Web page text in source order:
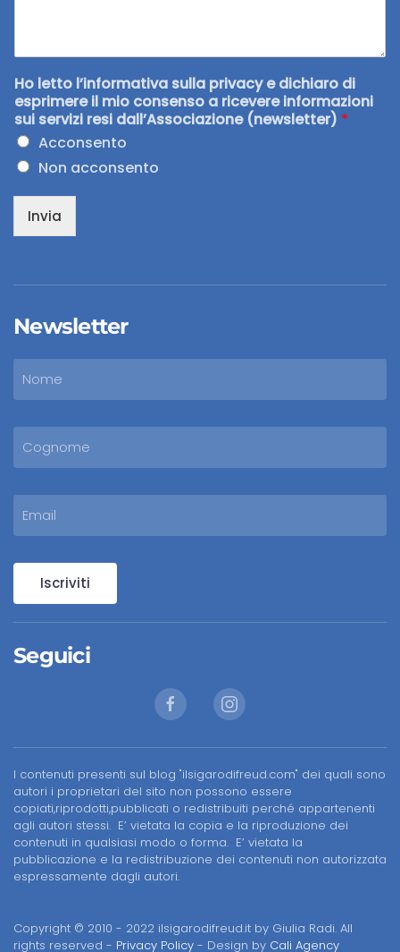
Ho letto l’informativa sulla privacy e dichiaro di
esprimere il mio consenso a ricevere informazioni
sui servizi resi dall’Associazione (newsletter) *
Acconsento
Non acconsento
Invia
Newsletter
Iscriviti
Seguici
I contenuti presenti sul blog "ilsigarodifreud.com" dei quali sono
autori i proprietari del sito non possono essere
copiati,riprodotti,pubblicati o redistribuiti perché appartenenti
agli autori stessi. E’ vietata la copia e la riproduzione dei
contenuti in qualsiasi modo o forma. E’ vietata la
pubblicazione e la redistribuzione dei contenuti non autorizzata
espressamente dagli autori.
Copyright © 2010 - 2022 ilsigarodifreud.it by Giulia Radi. All
rights reserved - Privacy Policy - Design by Cali Agency